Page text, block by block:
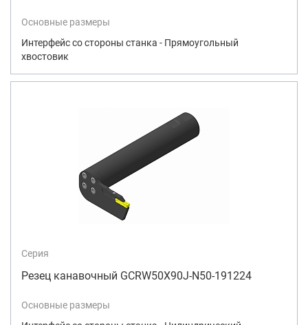
Основные размеры
Интерфейс со стороны станка - Прямоугольный
хвостовик
Серия
Резец канавочный GCRW50X90J-N50-191224
Основные размеры